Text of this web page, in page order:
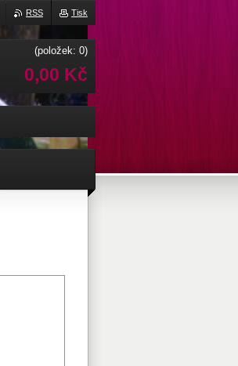
Tisk
RSS
(položek: 0)
0,00 Kč